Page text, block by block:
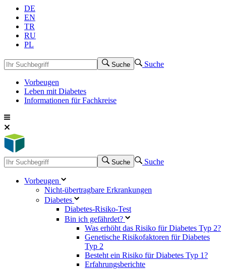
DE
EN
TR
RU
PL
Suche Suche
Vorbeugen
Leben mit Diabetes
Informationen für Fachkreise
Suche Suche
Vorbeugen
Nicht-übertragbare Erkrankungen
Diabetes
Diabetes-Risiko-Test
Bin ich gefährdet?
Was erhöht das Risiko für Diabetes Typ 2?
Genetische Risikofaktoren für Diabetes
Typ 2
Besteht ein Risiko für Diabetes Typ 1?
Erfahrungsberichte